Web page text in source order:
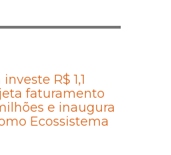
R$ 1,1
faturamento
e inaugura
Ecossistema